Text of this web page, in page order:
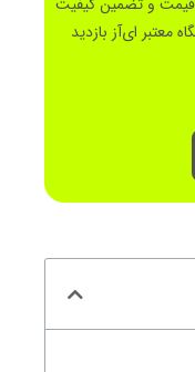
معتبر ای‌آز بازدید